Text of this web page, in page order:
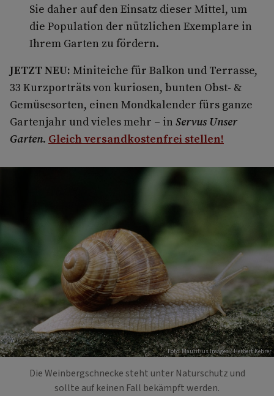
Sie daher auf den Einsatz dieser Mittel, um
die Population der nützlichen Exemplare in
Ihrem Garten zu fördern.
JETZT NEU: Miniteiche für Balkon und Terrasse,
33 Kurzporträts von kuriosen, bunten Obst- &
Gemüsesorten, einen Mondkalender fürs ganze
Gartenjahr und vieles mehr – in Servus Unser
Garten. Gleich versandkostenfrei stellen!
Foto: Mauritius Images / Herbert Kehrer
Die Weinbergschnecke steht unter Naturschutz und
sollte auf keinen Fall bekämpft werden.